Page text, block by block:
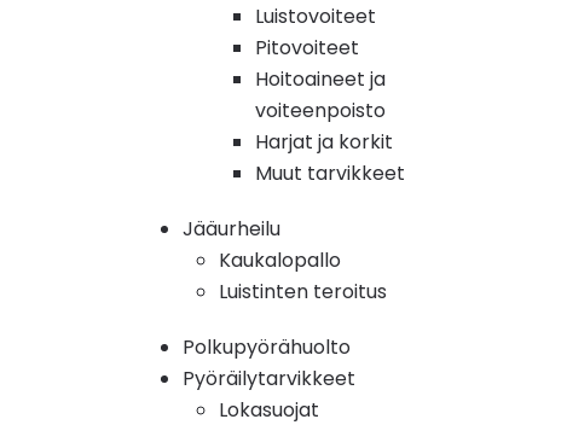
Luistovoiteet
Pitovoiteet
Hoitoaineet ja
voiteenpoisto
Harjat ja korkit
Muut tarvikkeet
Jääurheilu
Kaukalopallo
Luistinten teroitus
Polkupyörähuolto
Pyöräilytarvikkeet
Lokasuojat